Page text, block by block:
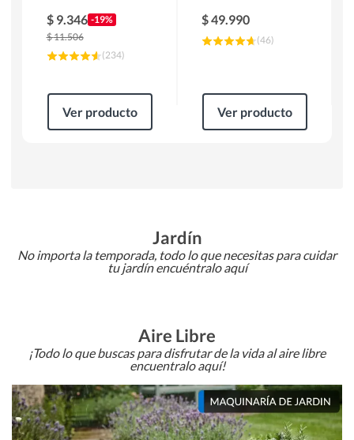
$ 9.346 -19%
$11.506
(234)
Ver producto
$49.990
(46)
Ver producto
Jardín
No importa la temporada, todo lo que necesitas para cuidar
tu jardín encuéntralo aquí
Aire Libre
¡Todo lo que buscas para disfrutar de la vida al aire libre
encuentralo aquí!